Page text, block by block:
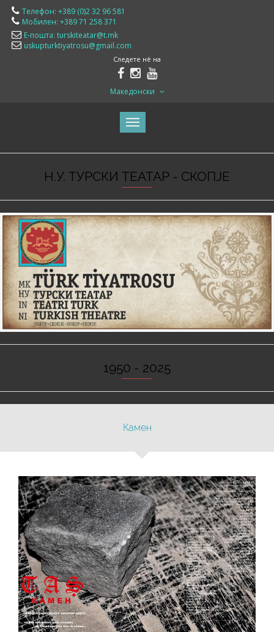
Телефон: +389 (0)2 32 96 581
Мобилен: +389 71 258 371
Е-пошта: turskiteatar@t.mk
uskupturktiyatrosu@gmail.com
Следете нè на
Македонски
Н.У. ТУРСКИ ТЕАТАР - СКОПЈЕ
1950 - 2025
Камен